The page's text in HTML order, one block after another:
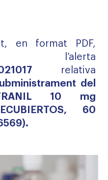
en format PDF,
l’alerta
relativa
del
10 mg
60